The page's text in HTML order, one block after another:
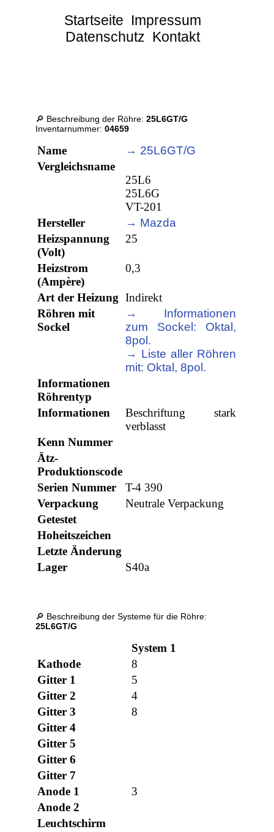
Startseite Impressum
Datenschutz Kontakt
🔎 Beschreibung der Röhre:25L6GT/G
Inventarnummer:04659
Name
→ 25L6GT/G
Vergleichsname
25L6
25L6G
VT-201
Hersteller
→ Mazda
Heizspannung
(Volt)
25
Heizstrom
(Ampère)
0,3
Art der Heizung Indirekt
Röhren mit
Sockel
→ Informationen
zum Sockel: Oktal,
8pol.
→ Liste aller Röhren
mit: Oktal, 8pol.
Informationen
Röhrentyp
Informationen
Beschriftung stark
verblasst
Kenn Nummer
Ätz-
Produktionscode
Serien Nummer
T-4 390
Verpackung
Neutrale Verpackung
Getestet
Hoheitszeichen
Letzte Änderung
Lager
S40a
🔎 Beschreibung der Systeme für die Röhre:
25L6GT/G
System 1
Kathode
8
Gitter 1
5
Gitter 2
4
Gitter 3
8
Gitter 4
Gitter 5
Gitter 6
Gitter 7
Anode 1
3
Anode 2
Leuchtschirm